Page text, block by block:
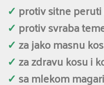
✓ protiv sitne
✓ protiv svraba
✓za jako masnu
✓za zdravu kosu i
✓sa mlekom